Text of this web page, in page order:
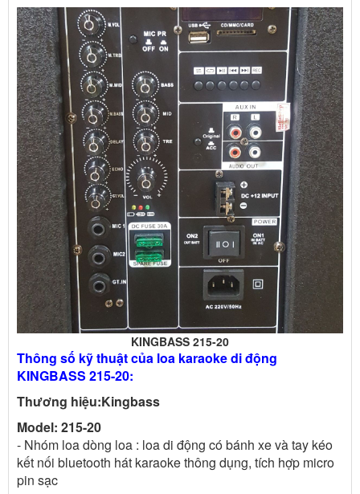
KINGBASS 215-20
Thông số kỹ thuật của loa karaoke di động
KINGBASS 215-20:
Thương hiệu:Kingbass
Model: 215-20
- Nhóm loa dòng loa : loa di động có bánh xe và tay kéo
kết nối bluetooth hát karaoke thông dụng, tích hợp micro
pin sạc